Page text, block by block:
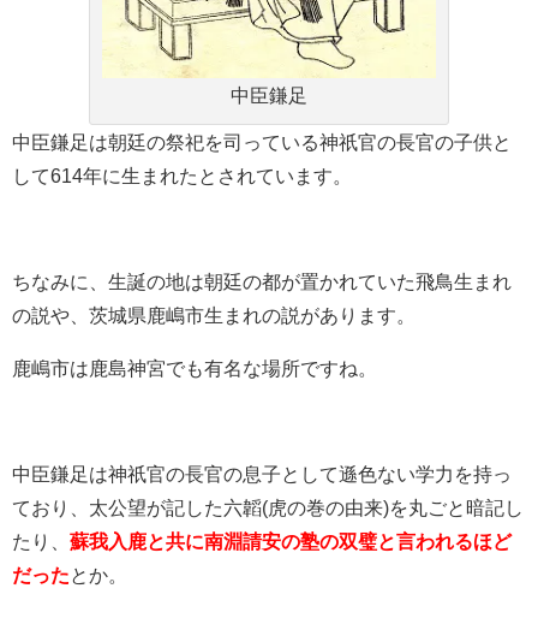
中臣鎌足
中臣鎌足は朝廷の祭祀を司っている神祇官の長官の子供と
して614年に生まれたとされています。
ちなみに、生誕の地は朝廷の都が置かれていた飛鳥生まれ
の説や、茨城県鹿嶋市生まれの説があります。
鹿嶋市は鹿島神宮でも有名な場所ですね。
中臣鎌足は神祇官の長官の息子として遜色ない学力を持っ
ており、太公望が記した六韜(虎の巻の由来)を丸ごと暗記し
たり、 蘇我入鹿と共に南淵請安の塾の双璧と言われるほど
だった とか。